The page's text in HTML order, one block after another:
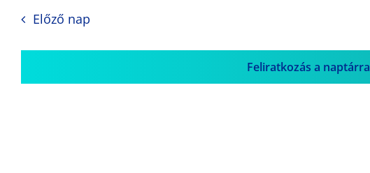
Előző nap
Feliratkozás a naptárra